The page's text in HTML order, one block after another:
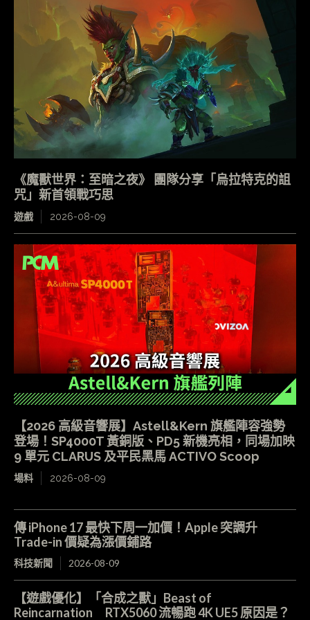
《魔獸世界：至暗之夜》 團隊分享「烏拉特克的詛
咒」新首領戰巧思
遊戲 2026-08-09
【2026 高級音響展】Astell&Kern 旗艦陣容強勢
登場！SP4000T 黃銅版、PD5 新機亮相，同場加映
9 單元 CLARUS 及平民黑馬 ACTIVO Scoop
場料 2026-08-09
傳 iPhone 17 最快下周一加價！Apple 突調升
Trade-in 價疑為漲價鋪路
科技新聞 2026-08-09
【遊戲優化】「合成之獸」Beast of
Reincarnation RTX5060 流暢跑 4K UE5 原因是？